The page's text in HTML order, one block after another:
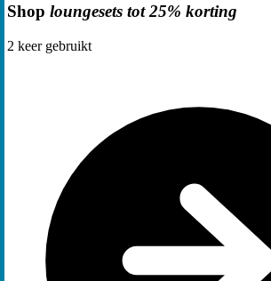
Shop loungesets tot 25% korting
2 keer gebruikt